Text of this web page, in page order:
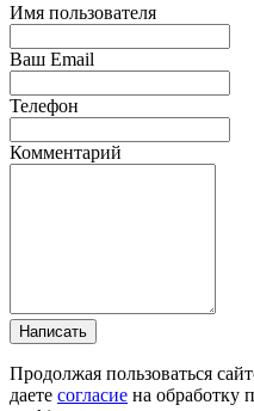
Имя пользователя
Ваш Email
Телефон
Комментарий
Написать
Продолжая пользоваться
даете согласие на обработку